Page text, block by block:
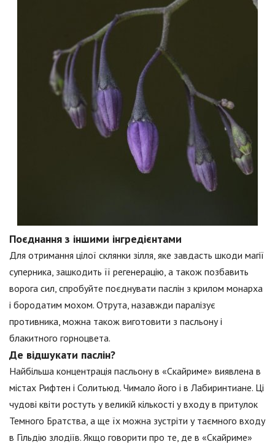
Поєднання з іншими інгредієнтами
Для отримання цілої склянки зілля, яке завдасть шкоди магії
суперника, зашкодить її регенерацію, а також позбавить
ворога сил, спробуйте поєднувати паслін з крилом монарха
і бородатим мохом. Отрута, назавжди паралізує
противника, можна також виготовити з пасльону і
блакитного горноцвета.
Де відшукати паслін?
Найбільша концентрація пасльону в «Скайриме» виявлена в
містах Рифтен і Солитьюд. Чимало його і в Лабиринтиане. Ці
чудові квіти ростуть у великій кількості у входу в притулок
Темного Братства, а ще їх можна зустріти у таємного входу
в Гільдію злодіїв. Якщо говорити про те, де в «Скайриме»